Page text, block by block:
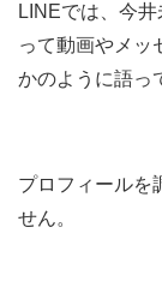
LINEでは、今
って動画やメッ
かのように語っ
プロフィールを
せん。